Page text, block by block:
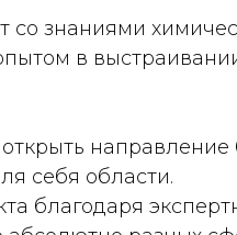
со знаниями
в
направление
себя области.
благодаря